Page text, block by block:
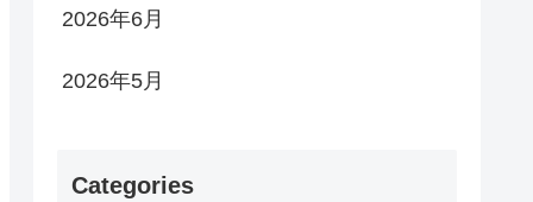
2026年6月
2026年5月
Categories